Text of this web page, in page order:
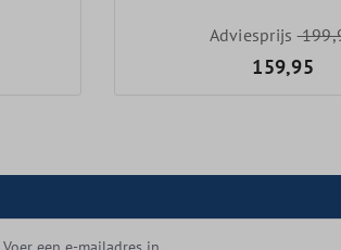
Adviesprijs
159,95